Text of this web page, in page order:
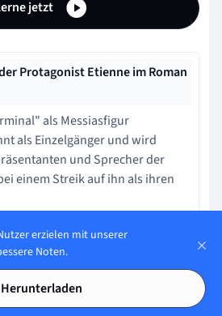
jetzt
Protagonist Etienne im Roman
als Messiasfigur
als Einzelgänger und wird
und Sprecher der
einem Streik auf ihn als ihren
Emile Zola in seinem Roman
erzielen mit unserer
Noten.
Herunterladen